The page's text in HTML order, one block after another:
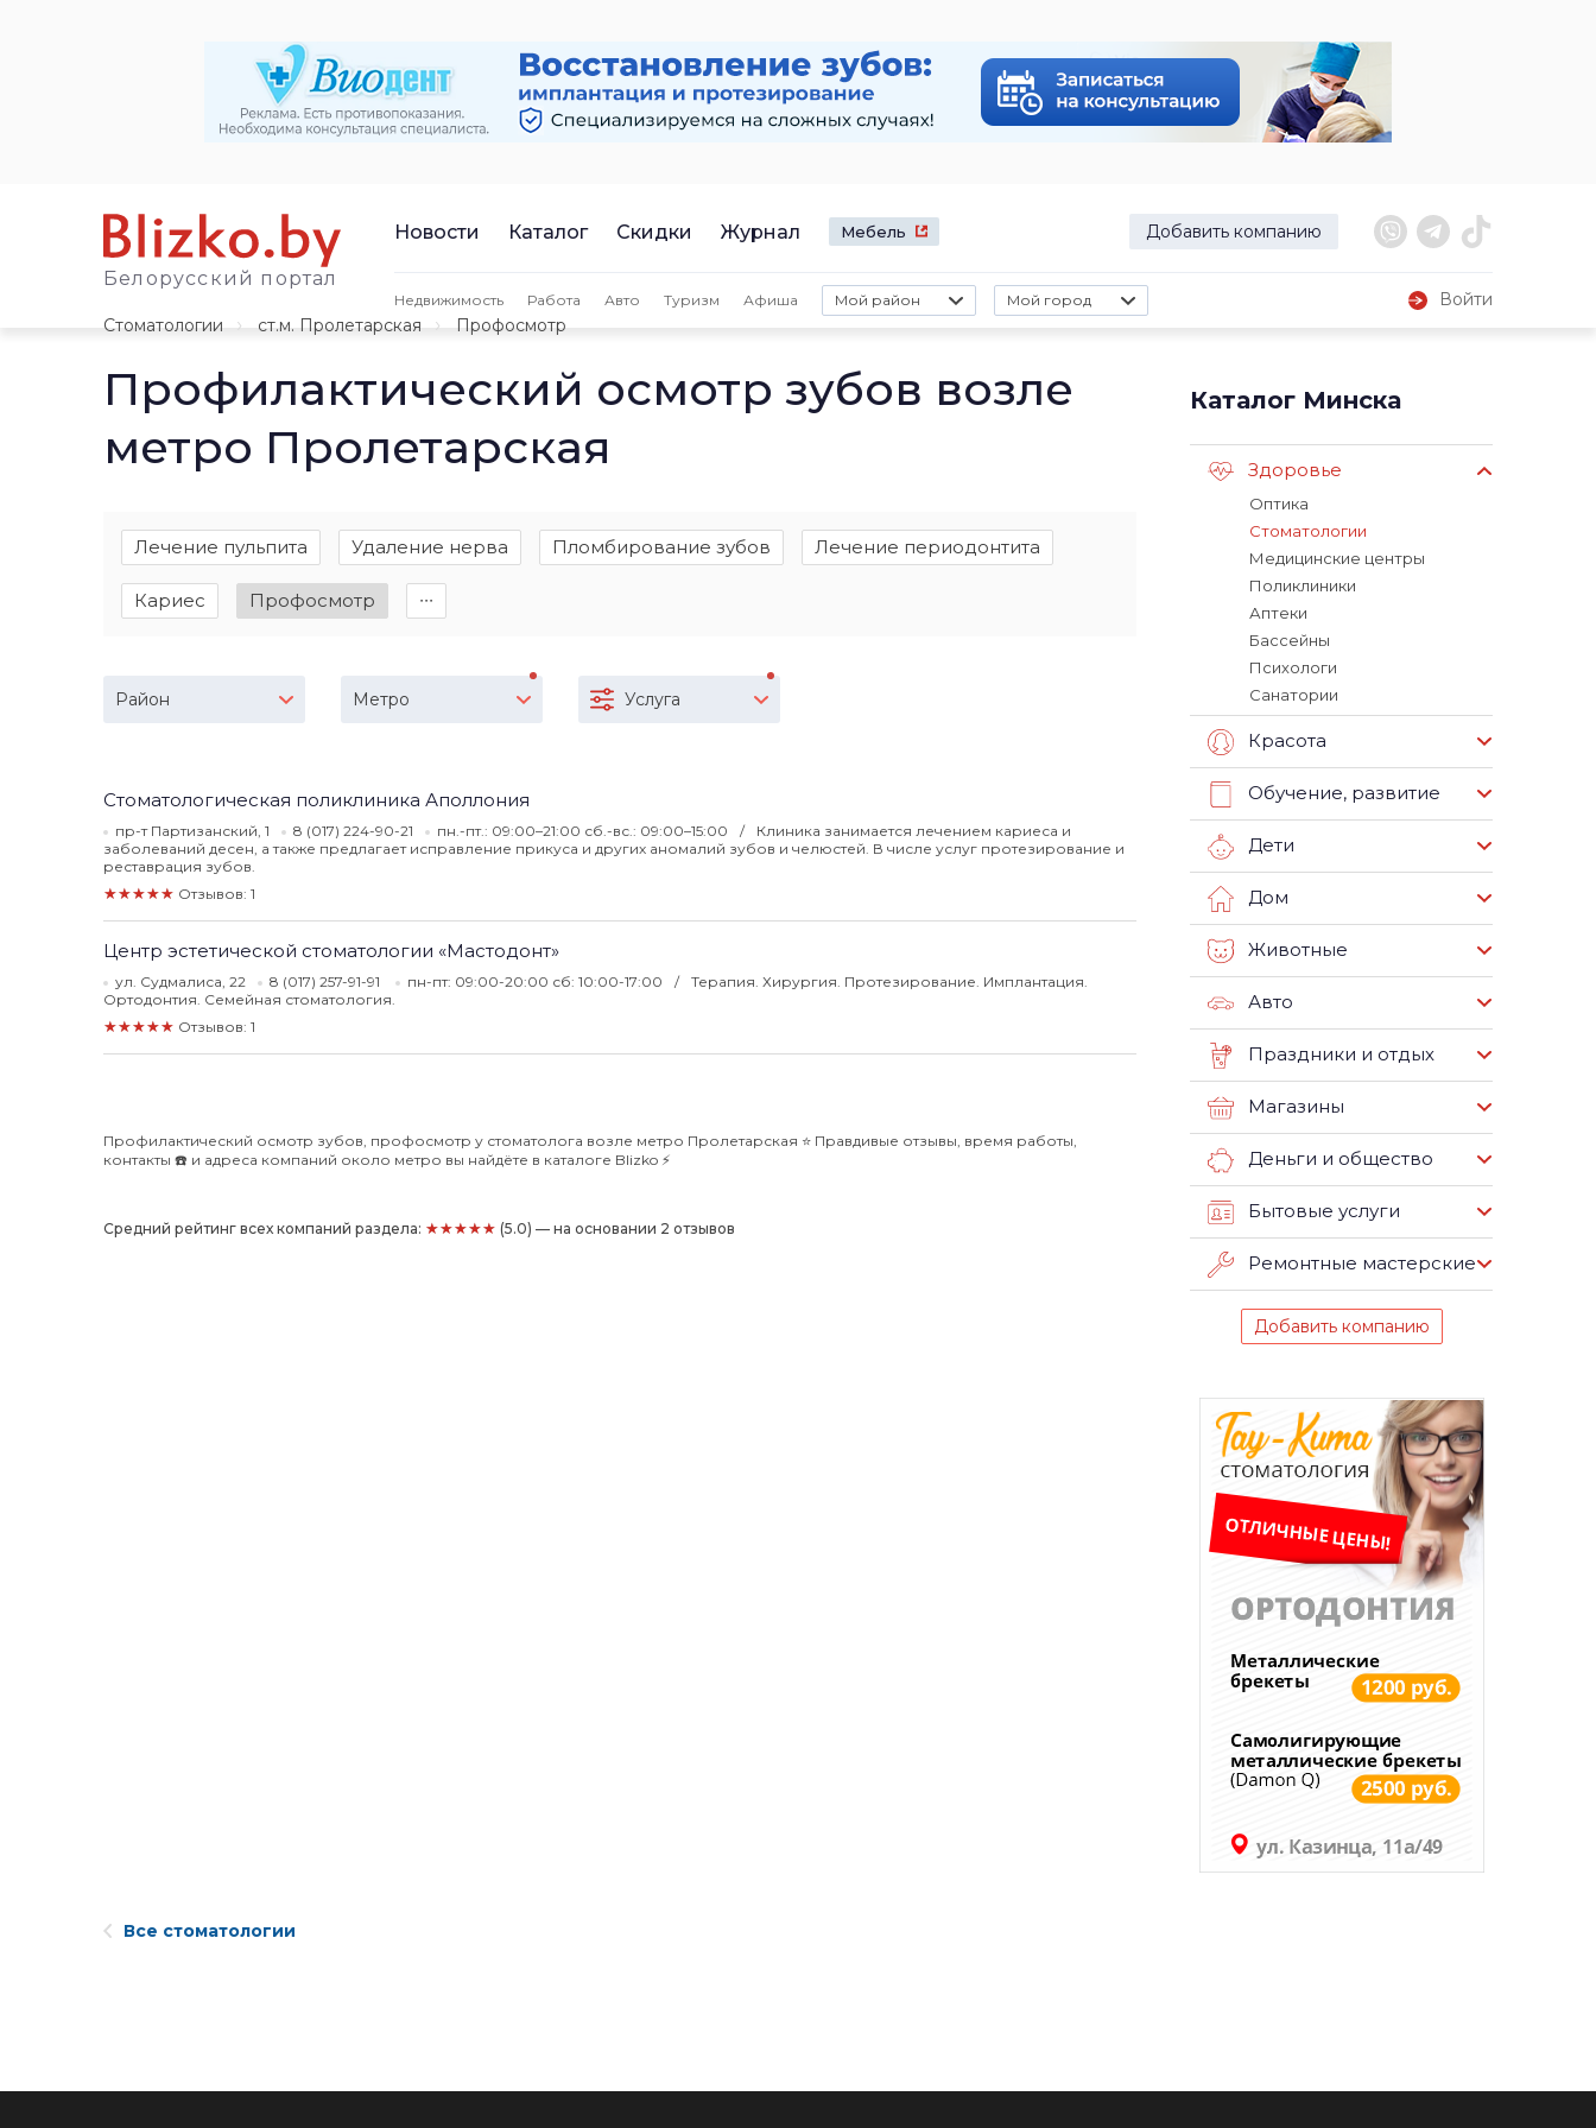
Белорусский портал
Новости Каталог Скидки Журнал Мебель Добавить компанию
Недвижимость Работа Авто Туризм Афиша Мой район Мой город
Войти
Стоматологии
ст.м. Пролетарская Профосмотр
Профилактический осмотр зубов возле
метро Пролетарская
Лечение пульпита Удаление нерва Пломбирование зубов Лечение периодонтита
Кариес Профосмотр ∙∙∙
Район Метро Услуга
Стоматологическая поликлиника Аполлония
пр-т Партизанский, 1 8 (017) 224-90-21 пн.-пт.: 09:00–21:00 сб.-вс.: 09:00–15:00
Клиника занимается лечением кариеса и
заболеваний десен, а также предлагает исправление прикуса и других аномалий зубов и челюстей. В числе услуг протезирование и
реставрация зубов.
★★★★★ Отзывов: 1
Центр эстетической стоматологии «Мастодонт»
ул. Судмалиса, 22 8 (017) 257-91-91 пн-пт: 09:00-20:00 сб: 10:00-17:00
Терапия. Хирургия. Протезирование. Имплантация.
Ортодонтия. Семейная стоматология.
★★★★★ Отзывов: 1
Профилактический осмотр зубов, профосмотр у стоматолога возле метро Пролетарская ⭐️ Правдивые отзывы, время работы,
контакты ☎️ и адреса компаний около метро вы найдёте в каталоге Blizko ⚡️
Средний рейтинг всех компаний раздела: ★★★★★ (5.0) — на основании 2 отзывов
Каталог Минска
Здоровье
Оптика
Стоматологии
Медицинские центры
Поликлиники
Аптеки
Бассейны
Психологи
Санатории
Красота
Обучение, развитие
Дети
Дом
Животные
Авто
Праздники и отдых
Магазины
Деньги и общество
Бытовые услуги
Ремонтные мастерские
Добавить компанию
Все стоматологии